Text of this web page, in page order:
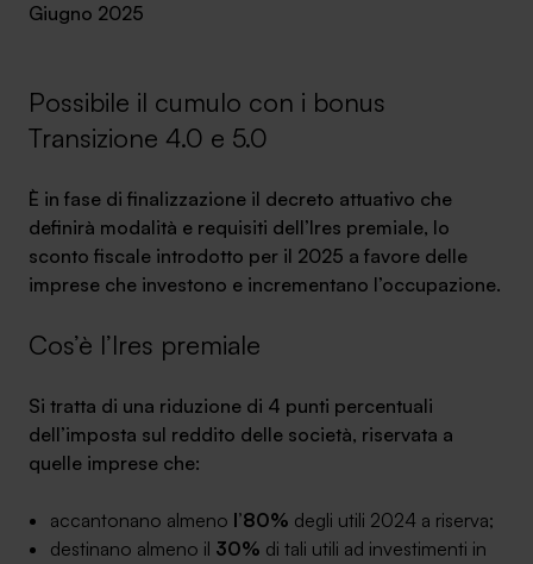
News ed eventi
Ambassador
Contatti
Lavora con noi
+030.3540104
Giugno 2025
Possibile il cumulo con i bonus
Transizione 4.0 e 5.0
È in fase di finalizzazione il decreto attuativo che
definirà modalità e requisiti dell’Ires premiale, lo
sconto fiscale introdotto per il 2025 a favore delle
imprese che investono e incrementano l’occupazione.
Cos’è l’Ires premiale
Si tratta di una riduzione di 4 punti percentuali
dell’imposta sul reddito delle società, riservata a
quelle imprese che:
accantonano almeno l’80% degli utili 2024 a riserva;
destinano almeno il 30% di tali utili ad investimenti in